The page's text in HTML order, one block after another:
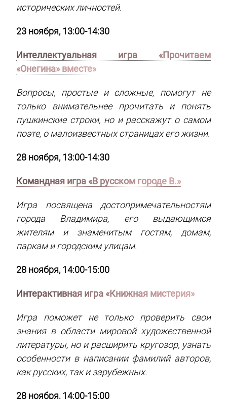
исторических личностей.
23 ноября, 13:00-14:30
Интеллектуальная игра «Прочитаем
«Онегина» вместе»
Вопросы, простые и сложные, помогут не
только внимательнее прочитать и понять
пушкинские строки, но и расскажут о самом
поэте, о малоизвестных страницах его жизни.
28 ноября, 13:00-14:30
Командная игра «В русском городе В.»
Игра посвящена достопримечательностям
города Владимира, его выдающимся
жителям и знаменитым гостям, домам,
паркам и городским улицам.
28 ноября, 14:00-15:00
Интерактивная игра «Книжная мистерия»
Игра поможет не только проверить свои
знания в области мировой художественной
литературы, но и расширить кругозор, узнать
особенности в написании фамилий авторов,
как русских, так и зарубежных.
28 ноября, 14:00-15:00